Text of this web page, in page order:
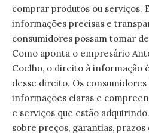
comprar produtos ou serviços.
informações precisas e
consumidores possam tomar
Como aponta o empresário
Coelho, o direito à informação
desse direito. Os
informações claras e
e serviços que estão
sobre preços, garantias,